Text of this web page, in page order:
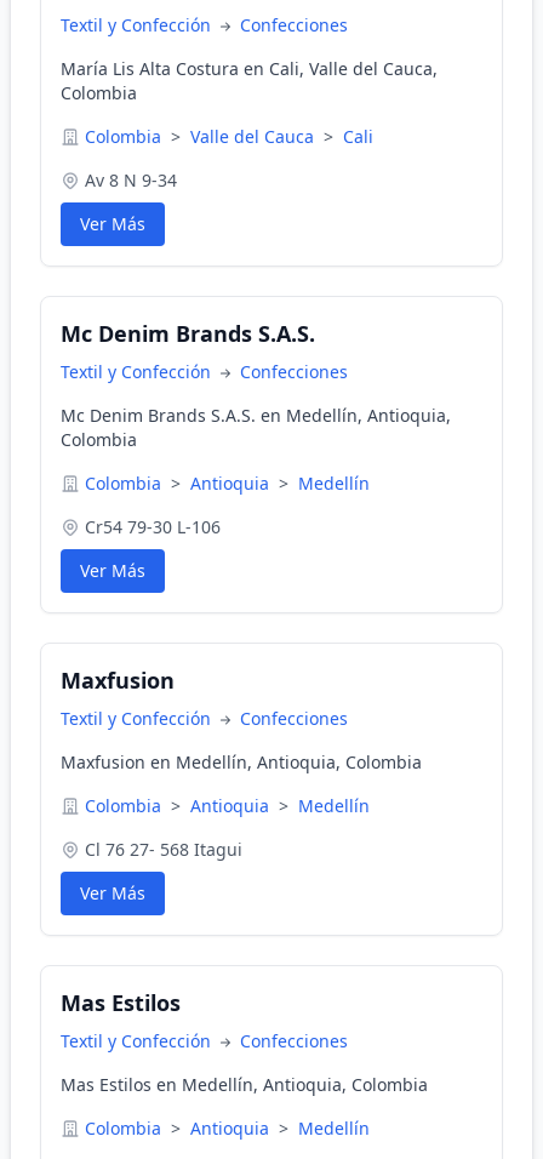
Textil y Confección
Confecciones
María Lis Alta Costura en Cali, Valle del Cauca,
Colombia
Colombia > Valle del Cauca > Cali
Av 8 N 9-34
Ver Más
Mc Denim Brands S.A.S.
Textil y Confección
Confecciones
Mc Denim Brands S.A.S. en Medellín, Antioquia,
Colombia
Colombia > Antioquia > Medellín
Cr54 79-30 L-106
Ver Más
Maxfusion
Textil y Confección
Confecciones
Maxfusion en Medellín, Antioquia, Colombia
Colombia > Antioquia > Medellín
Cl 76 27- 568 Itagui
Ver Más
Mas Estilos
Textil y Confección
Confecciones
Mas Estilos en Medellín, Antioquia, Colombia
Colombia > Antioquia > Medellín